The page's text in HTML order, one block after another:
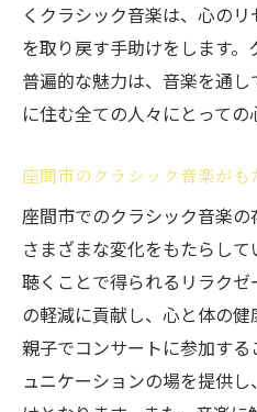
くクラシック音楽は、心の
を取り戻す手助けをします
普遍的な魅力は、音楽を通
に住む全ての人々にとっての
座間市のクラシック音楽がも
座間市でのクラシック音楽
さまざまな変化をもたらし
聴くことで得られるリラク
の軽減に貢献し、心と体の健
親子でコンサートに参加す
ュニケーションの場を提供